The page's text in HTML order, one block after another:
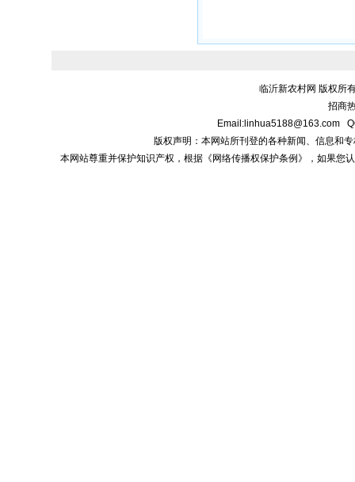
临沂新农村网 版权所
招商
Email:linhua5188@163.com
版权声明：本网站所刊登的各种新闻、信息和
本网站尊重并保护知识产权，根据《网络传播权保护条例》，如果您